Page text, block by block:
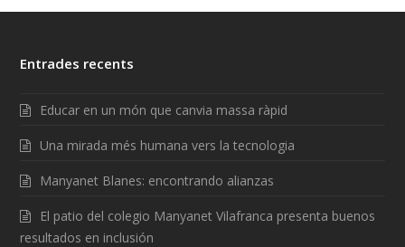
Entrades recents
Educar en un món que canvia massa ràpid
Una mirada més humana vers la tecnologia
Manyanet Blanes: encontrando alianzas
El patio del colegio Manyanet Vilafranca presenta buenos
resultados en inclusión